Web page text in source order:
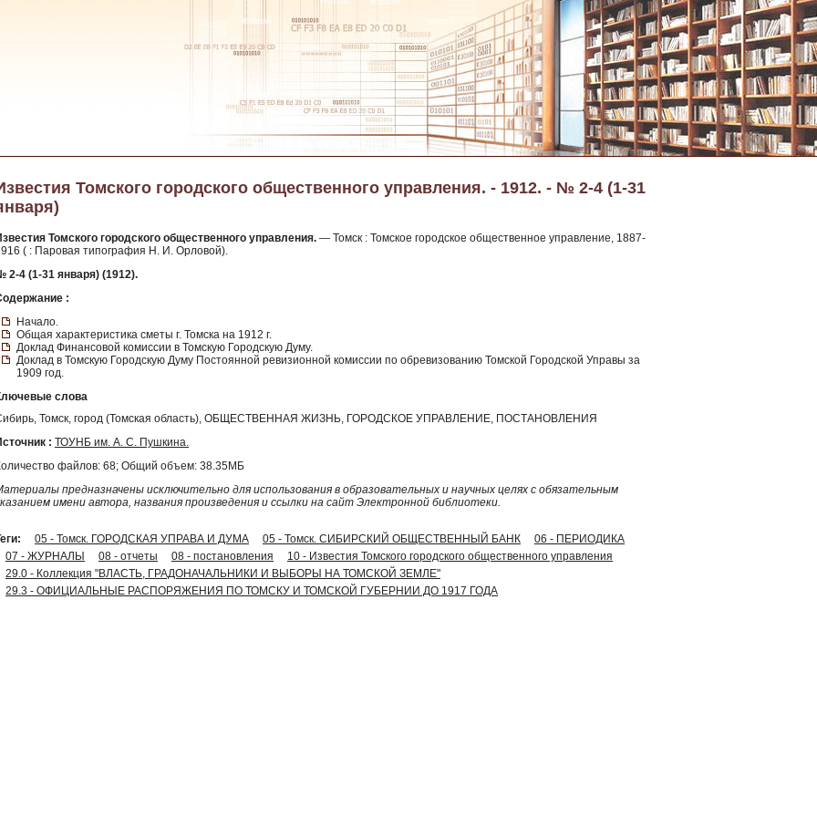
Томского городского общественного управления. - 1912. - № 2-4 (1-31
Томского городского общественного управления. — Томск : Томское городское общественное управление, 1887-
( : Паровая типография Н. И. Орловой).
2-4 (1-31 января) (1912).
:
Начало.
Общая характеристика сметы г. Томска на 1912 г.
Доклад Финансовой комиссии в Томскую Городскую Думу.
Доклад в Томскую Городскую Думу Постоянной ревизионной комиссии по обревизованию Томской Городской Управы за
1909 год.
слова
Томск, город (Томская область), ОБЩЕСТВЕННАЯ ЖИЗНЬ, ГОРОДСКОЕ УПРАВЛЕНИЕ, ПОСТАНОВЛЕНИЯ
: ТОУНБ им. А. С. Пушкина.
файлов: 68; Общий объем: 38.35МБ
предназначены исключительно для использования в образовательных и научных целях с обязательным
имени автора, названия произведения и ссылки на сайт Электронной библиотеки.
05 - Томск. ГОРОДСКАЯ УПРАВА И ДУМА 05 - Томск. СИБИРСКИЙ ОБЩЕСТВЕННЫЙ БАНК
06 - ПЕРИОДИКА
07 - ЖУРНАЛЫ
08 - отчеты 08 - постановления
10 - Известия Томского городского общественного управления
29.0 - Коллекция "ВЛАСТЬ, ГРАДОНАЧАЛЬНИКИ И ВЫБОРЫ НА ТОМСКОЙ ЗЕМЛЕ"
29.3 - ОФИЦИАЛЬНЫЕ РАСПОРЯЖЕНИЯ ПО ТОМСКУ И ТОМСКОЙ ГУБЕРНИИ ДО 1917 ГОДА